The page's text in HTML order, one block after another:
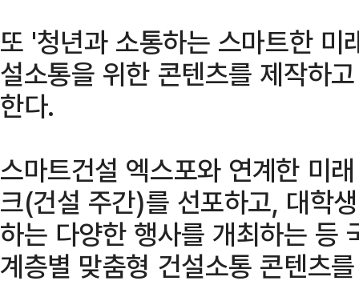
또 '청년과 소통하는 스마트한 미
설소통을 위한 콘텐츠를 제작하
한다.
스마트건설 엑스포와 연계한 미
크(건설 주간)를 선포하고, 대학
하는 다양한 행사를 개최하는 등
계층별 맞춤형 건설소통 콘텐츠